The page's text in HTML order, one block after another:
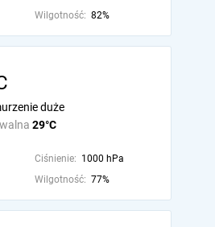
Wilgotność: 82%
29°C
duże
Ciśnienie: 1000 hPa
Wilgotność: 77%